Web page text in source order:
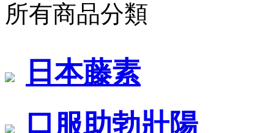
所有商品分類
日本藤素
口服助勃壯陽